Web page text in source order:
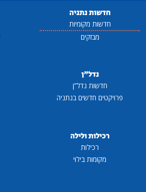
חדשות נתניה
חדשות מקומיות
מבזקים
נדל"ן
חדשות נדל"ן
פרויקטים חדשים בנתניה
רכילות ולילה
רכילות
מקומות בילוי